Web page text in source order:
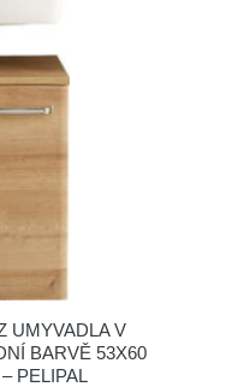
UMYVADLA V
BARVĚ 53X60
PELIPAL